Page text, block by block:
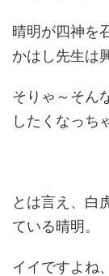
晴明が四神を
かはし先生は
そりゃ～そん
したくなっち
とは言え、白
ている晴明。
イイですよね